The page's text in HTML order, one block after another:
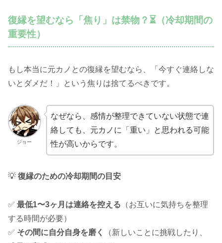
復縁を望むなら「焦り」は禁物？⏳（冷却期間の
重要性）
もし本当に元カノとの復縁を望むなら、「今すぐ連絡しな
いとダメだ！」という焦りは捨てるべきです。
ジョー
なぜなら、感情が整理できていない状態で連
絡しても、元カノに「重い」と思われる可能
性が高いからです。
💡 復縁のための冷却期間の目安
✅ 最低1〜3ヶ月は連絡を控える （お互いに気持ちを整理
する時間が必要）
✅ その間に自分自身を磨く
（新しいことに挑戦したり、